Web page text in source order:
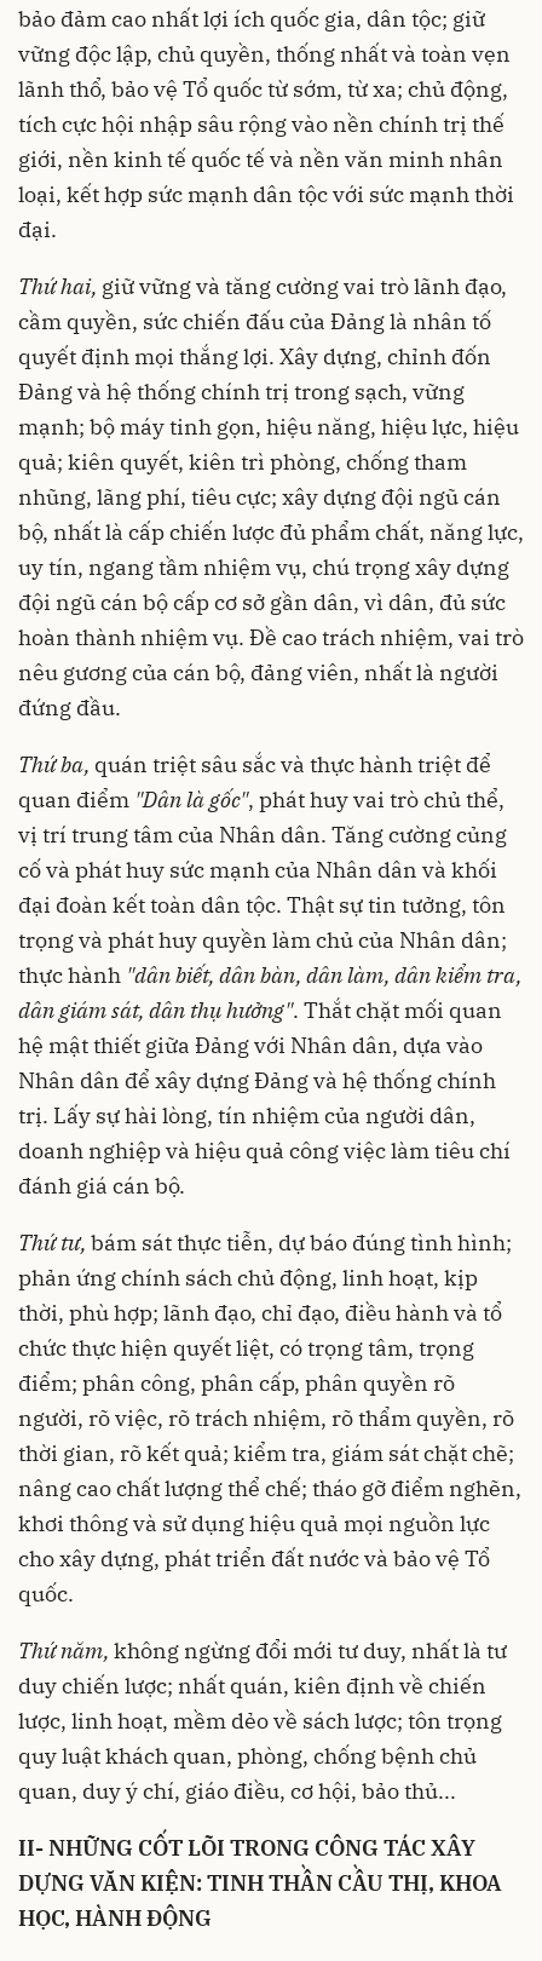
bảo đảm cao nhất lợi ích quốc gia, dân tộc; giữ
vững độc lập, chủ quyền, thống nhất và toàn vẹn
lãnh thổ, bảo vệ Tổ quốc từ sớm, từ xa; chủ động,
tích cực hội nhập sâu rộng vào nền chính trị thế
giới, nền kinh tế quốc tế và nền văn minh nhân
loại, kết hợp sức mạnh dân tộc với sức mạnh thời
đại.
Thứ hai, giữ vững và tăng cường vai trò lãnh đạo,
cầm quyền, sức chiến đấu của Đảng là nhân tố
quyết định mọi thắng lợi. Xây dựng, chỉnh đốn
Đảng và hệ thống chính trị trong sạch, vững
mạnh; bộ máy tinh gọn, hiệu năng, hiệu lực, hiệu
quả; kiên quyết, kiên trì phòng, chống tham
nhũng, lãng phí, tiêu cực; xây dựng đội ngũ cán
bộ, nhất là cấp chiến lược đủ phẩm chất, năng lực,
uy tín, ngang tầm nhiệm vụ, chú trọng xây dựng
đội ngũ cán bộ cấp cơ sở gần dân, vì dân, đủ sức
hoàn thành nhiệm vụ. Đề cao trách nhiệm, vai trò
nêu gương của cán bộ, đảng viên, nhất là người
đứng đầu.
Thứ ba, quán triệt sâu sắc và thực hành triệt để
quan điểm "Dân là gốc", phát huy vai trò chủ thể,
vị trí trung tâm của Nhân dân. Tăng cường củng
cố và phát huy sức mạnh của Nhân dân và khối
đại đoàn kết toàn dân tộc. Thật sự tin tưởng, tôn
trọng và phát huy quyền làm chủ của Nhân dân;
thực hành "dân biết, dân bàn, dân làm, dân kiểm tra,
dân giám sát, dân thụ hưởng". Thắt chặt mối quan
hệ mật thiết giữa Đảng với Nhân dân, dựa vào
Nhân dân để xây dựng Đảng và hệ thống chính
trị. Lấy sự hài lòng, tín nhiệm của người dân,
doanh nghiệp và hiệu quả công việc làm tiêu chí
đánh giá cán bộ.
Thứ tư, bám sát thực tiễn, dự báo đúng tình hình;
phản ứng chính sách chủ động, linh hoạt, kịp
thời, phù hợp; lãnh đạo, chỉ đạo, điều hành và tổ
chức thực hiện quyết liệt, có trọng tâm, trọng
điểm; phân công, phân cấp, phân quyền rõ
người, rõ việc, rõ trách nhiệm, rõ thẩm quyền, rõ
thời gian, rõ kết quả; kiểm tra, giám sát chặt chẽ;
nâng cao chất lượng thể chế; tháo gỡ điểm nghẽn,
khơi thông và sử dụng hiệu quả mọi nguồn lực
cho xây dựng, phát triển đất nước và bảo vệ Tổ
quốc.
Thứ năm, không ngừng đổi mới tư duy, nhất là tư
duy chiến lược; nhất quán, kiên định về chiến
lược, linh hoạt, mềm dẻo về sách lược; tôn trọng
quy luật khách quan, phòng, chống bệnh chủ
quan, duy ý chí, giáo điều, cơ hội, bảo thủ...
II- NHỮNG CỐT LÕI TRONG CÔNG TÁC XÂY
DỰNG VĂN KIỆN: TINH THẦN CẦU THỊ, KHOA
HỌC, HÀNH ĐỘNG